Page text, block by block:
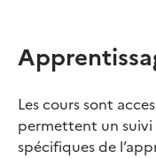
Les cours sont
permettent un suivi
spécifiques de